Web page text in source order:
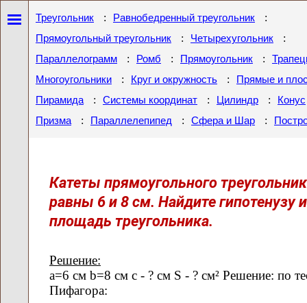
Треугольник : Равнобедренный треугольник :
Прямоугольный треугольник : Четырехугольник :
Параллелограмм : Ромб : Прямоугольник :
Многоугольники
: Круг и окружность :
Прямые и
Пирамида
: Системы координат : Цилиндр :
Конус
Призма
: Параллелепипед : Сфера и Шар :
Катеты прямоугольного
равны 6 и 8 см. Найдите гипотенузу и
площадь треугольника.
Решение:
а=6 см b=8 см с - ? см S - ? см² Решение: по
Пифагора: